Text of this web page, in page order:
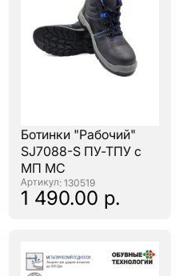
Ботинки "Рабочий"
SJ7088-S ПУ-ТПУ с
МП МС
: 130519
1 490.00 р.